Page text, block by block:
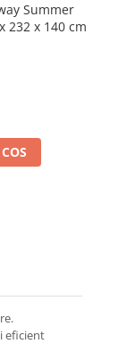
Summer
232 x 140 cm
eficient